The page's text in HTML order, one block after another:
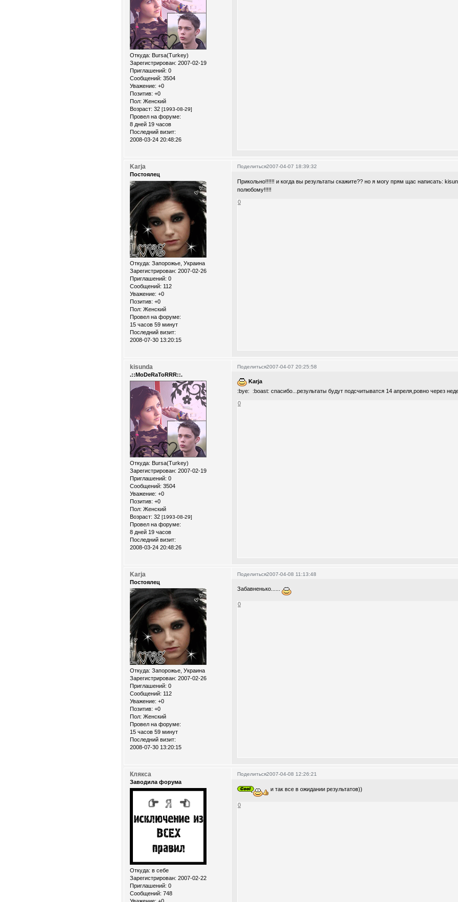
Откуда: Bursa(Turkey)
Зарегистрирован: 2007-02-19
Приглашений: 0
Сообщений: 3504
Уважение: +0
Позитив: +0
Пол: Женский
Возраст: 32 [1993-08-29]
Провел на форуме:
8 дней 19 часов
Последний визит:
2008-03-24 20:48:26
Поделиться2007-04-07 18:39:32
Karja
Постоялец
Откуда: Запорожье, Украина
Зарегистрирован: 2007-02-26
Приглашений: 0
Сообщений: 112
Уважение: +0
Позитив: +0
Пол: Женский
Провел на форуме:
15 часов 59 минут
Последний визит:
2008-07-30 13:20:15
Прикольно!!!!!! и когда вы результаты скажите?? но я могу прям щас написать:
полюбому!!!!!
0
Поделиться2007-04-07 20:25:58
kisunda
.::MoDeRaToRRR::.
Откуда: Bursa(Turkey)
Зарегистрирован: 2007-02-19
Приглашений: 0
Сообщений: 3504
Уважение: +0
Позитив: +0
Пол: Женский
Возраст: 32 [1993-08-29]
Провел на форуме:
8 дней 19 часов
Последний визит:
2008-03-24 20:48:26
Karja
:bye: :boast: спасибо...результаты будут подсчитыватся 14 апреля,ровно через
0
Поделиться2007-04-08 11:13:48
Karja
Постоялец
Откуда: Запорожье, Украина
Зарегистрирован: 2007-02-26
Приглашений: 0
Сообщений: 112
Уважение: +0
Позитив: +0
Пол: Женский
Провел на форуме:
15 часов 59 минут
Последний визит:
2008-07-30 13:20:15
Забавненько......
0
Поделиться2007-04-08 12:26:21
Клякса
Заводила форума
Откуда: в себе
Зарегистрирован: 2007-02-22
Приглашений: 0
Сообщений: 748
и так все в ожидании результатов))
0